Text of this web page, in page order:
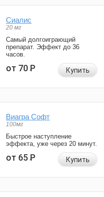
Сиалис
20 мг
Самый долгоиграющий
препарат. Эффект до 36
часов.
от 70Р Купить
Виагра Софт
100мг
Быстрое наступление
эффекта, уже через 20 минут.
от 65Р Купить